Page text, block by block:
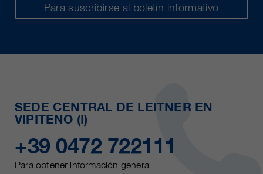
Para suscribirse al boletín informativo
SEDE CENTRAL DE LEITNER EN
VIPITENO (I)
+39 0472 722111
Para obtener información general